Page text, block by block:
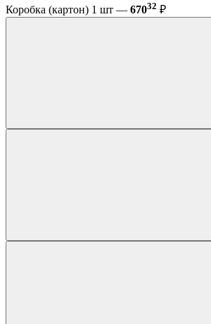
Коробка (картон) 1 шт — 67032 ₽